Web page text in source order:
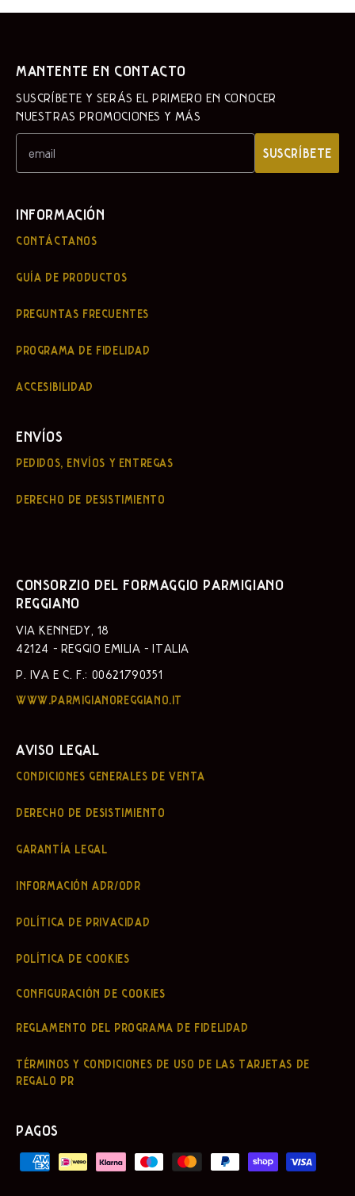
MANTENTE EN CONTACTO
SUSCRÍBETE Y SERÁS EL PRIMERO EN CONOCER
NUESTRAS PROMOCIONES Y MÁS
SUSCRÍBETE
INFORMACIÓN
CONTÁCTANOS
GUÍA DE PRODUCTOS
PREGUNTAS FRECUENTES
PROGRAMA DE FIDELIDAD
ACCESIBILIDAD
ENVÍOS
PEDIDOS, ENVÍOS Y ENTREGAS
DERECHO DE DESISTIMIENTO
CONSORZIO DEL FORMAGGIO PARMIGIANO
REGGIANO
VIA KENNEDY, 18
42124 - REGGIO EMILIA - ITALIA
P. IVA E C. F.: 00621790351
WWW.PARMIGIANOREGGIANO.IT
AVISO LEGAL
CONDICIONES GENERALES DE VENTA
DERECHO DE DESISTIMIENTO
GARANTÍA LEGAL
INFORMACIÓN ADR/ODR
POLÍTICA DE PRIVACIDAD
POLÍTICA DE COOKIES
CONFIGURACIÓN DE COOKIES
REGLAMENTO DEL PROGRAMA DE FIDELIDAD
TÉRMINOS Y CONDICIONES DE USO DE LAS TARJETAS DE
REGALO PR
PAGOS